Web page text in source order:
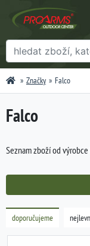
Značky Falco
Falco
Seznam zboží od výrobce
doporučujeme